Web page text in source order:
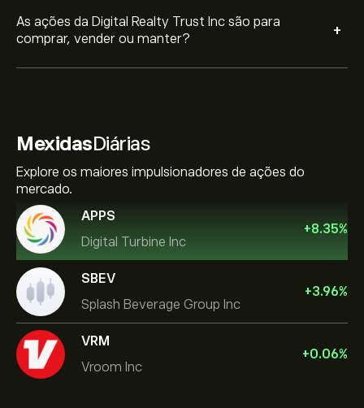
As ações da Digital Realty Trust Inc são para
comprar, vender ou manter?
+
MexidasDiárias
Explore os maiores impulsionadores de ações do
mercado.
APPS
Digital Turbine Inc
+8.35%
SBEV
Splash Beverage Group Inc
+3.96%
VRM
Vroom Inc
+0.06%